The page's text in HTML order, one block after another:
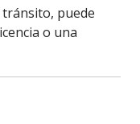
puede
o una